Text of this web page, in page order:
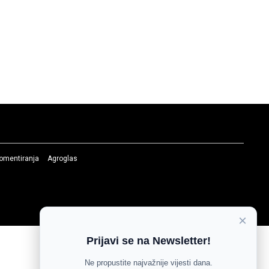
Agroglas
×
Prijavi se na Newsletter!
Ne propustite najvažnije vijesti dana.